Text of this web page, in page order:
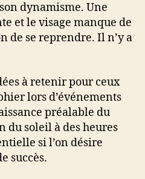
dynamisme. Une
et le visage manque de
de se reprendre. Il n’y a
à retenir pour ceux
lors d’événements
préalable du
du soleil à des heures
si l’on désire
succès.